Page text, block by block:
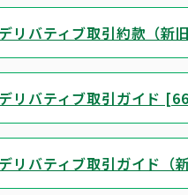
リバティブ取引約款（新
リバティブ取引ガイド
リバティブ取引ガイド（